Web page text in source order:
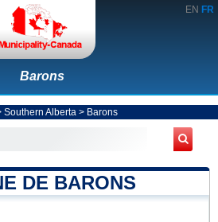
EN FR
Barons
Southern Alberta > Barons
DE BARONS